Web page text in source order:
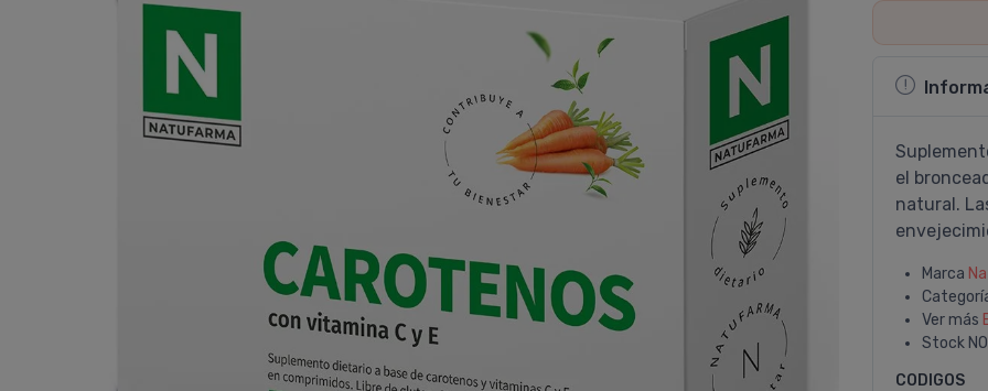
el
natural.
Marca
Ver más
Stock
CODIGOS